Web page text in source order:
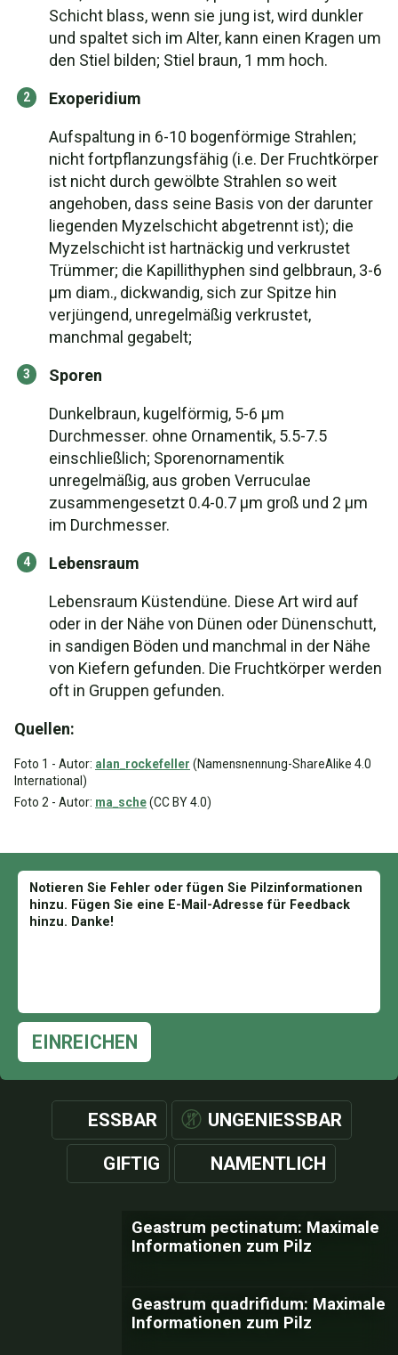
Schicht blass, wenn sie jung ist, wird dunkler
und spaltet sich im Alter, kann einen Kragen um
den Stiel bilden; Stiel braun, 1 mm hoch.
Exoperidium
Aufspaltung in 6-10 bogenförmige Strahlen;
nicht fortpflanzungsfähig (i.e. Der Fruchtkörper
ist nicht durch gewölbte Strahlen so weit
angehoben, dass seine Basis von der darunter
liegenden Myzelschicht abgetrennt ist); die
Myzelschicht ist hartnäckig und verkrustet
Trümmer; die Kapillithyphen sind gelbbraun, 3-6
μm diam., dickwandig, sich zur Spitze hin
verjüngend, unregelmäßig verkrustet,
manchmal gegabelt;
Sporen
Dunkelbraun, kugelförmig, 5-6 μm
Durchmesser. ohne Ornamentik, 5.5-7.5
einschließlich; Sporenornamentik
unregelmäßig, aus groben Verruculae
zusammengesetzt 0.4-0.7 μm groß und 2 μm
im Durchmesser.
Lebensraum
Lebensraum Küstendüne. Diese Art wird auf
oder in der Nähe von Dünen oder Dünenschutt,
in sandigen Böden und manchmal in der Nähe
von Kiefern gefunden. Die Fruchtkörper werden
oft in Gruppen gefunden.
Quellen:
Foto 1 - Autor: alan_rockefeller (Namensnennung-ShareAlike 4.0
International)
Foto 2 - Autor: ma_sche(CC BY 4.0)
EINREICHEN
ESSBAR UNGENIESSBAR
GIFTIG NAMENTLICH
Geastrum pectinatum: Maximale
Informationen zum Pilz
Geastrum quadrifidum: Maximale
Informationen zum Pilz